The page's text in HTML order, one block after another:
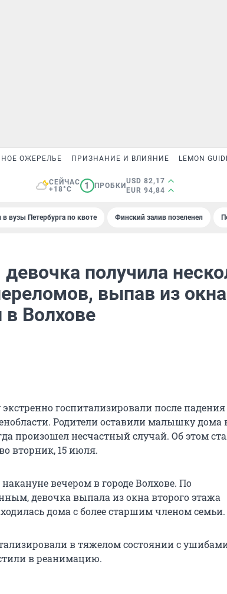
ОЖЕРЕЛЬЕ ПРИЗНАНИЕ И ВЛИЯНИЕ LEMON
СЕЙЧАС
+18°C
1 ПРОБКИ
USD 82,17
EUR 94,84
в вузы Петербурга по квоте Финский залив позеленел
получила
выпав из окна
Волхове
госпитализировали после падения
Родители оставили малышку дома
произошел несчастный случай. Об этом
вторник, 15 июля.
вечером в городе Волхове. По
девочка выпала из окна второго этажа
дома с более старшим членом семьи.
в тяжелом состоянии с
в реанимацию.